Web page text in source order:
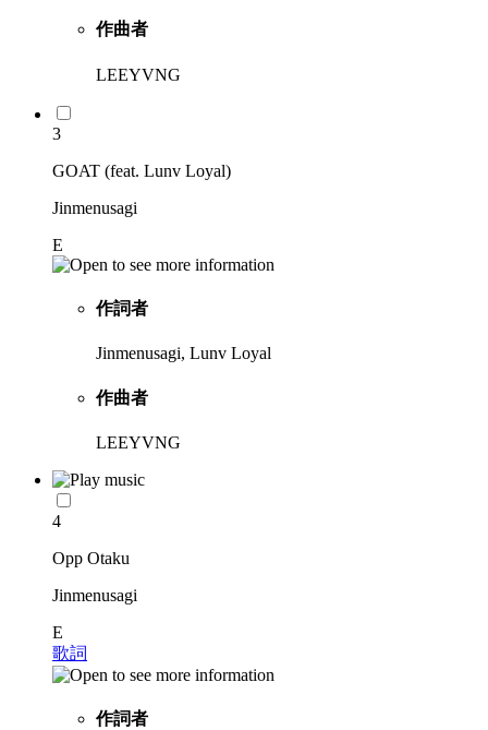
作曲者
LEEYVNG
3
GOAT (feat. Lunv Loyal)
Jinmenusagi
E
作詞者
Jinmenusagi, Lunv Loyal
作曲者
LEEYVNG
4
Opp Otaku
Jinmenusagi
E
歌詞
作詞者